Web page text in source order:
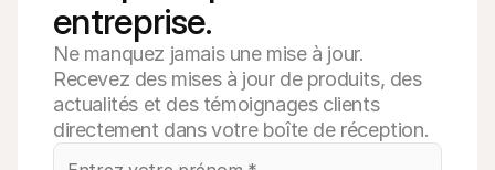
entreprise.
Ne manquez jamais une mise à jour.
Recevez des mises à jour de produits, des
actualités et des témoignages clients
directement dans votre boîte de réception.